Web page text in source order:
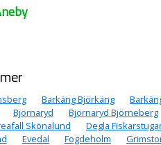
Barkäng Björkäng
Björnaryd Björnaryd Björneberg
Skönalund Degla
Evedal Fogdeholm